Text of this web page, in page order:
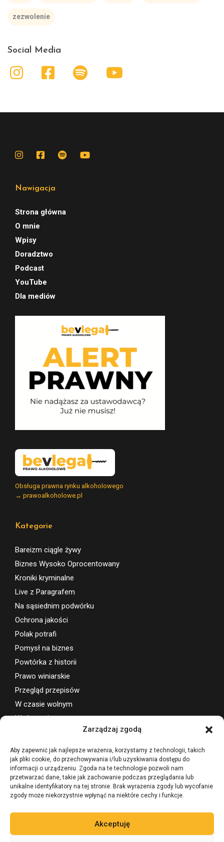
Zarządzaj zgodą
Aby zapewnić jak najlepsze wrażenia, korzystamy z technologii, takich
jak pliki cookie, do przechowywania i/lub uzyskiwania dostępu do
informacji o urządzeniu. Zgoda na te technologie pozwoli nam
przetwarzać dane, takie jak zachowanie podczas przeglądania lub
unikalne identyfikatory na tej stronie. Brak wyrażenia zgody lub wycofanie
zgody może niekorzystnie wpłynąć na niektóre cechy i funkcje.
Akceptuję
zezwolenie
Social Media
Nawigacja
Strona główna
O mnie
Wpisy
Doradztwo
Podcast
YouTube
Dla mediów
Obsługa prawna rynku alkoholowego
→ prawoalkoholowe.pl
Kategorie
Bareizm ciągle żywy
Biznes Wysoko Oprocentowany
Kroniki kryminalne
Live z Paragrafem
Na sąsiednim podwórku
Ochrona jakości
Polak potrafi
Pomysł na biznes
Powtórka z historii
Prawo winiarskie
Przegląd przepisów
W czasie wolnym
Wydarzenia
Wsparcie projektu